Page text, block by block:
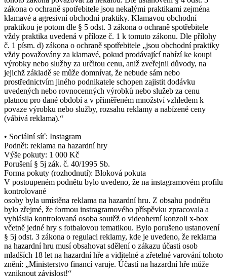
zákona o ochraně spotřebitele jsou nekalými praktikami zejména
klamavé a agresivní obchodní praktiky. Klamavou obchodní
praktikou je potom dle § 5 odst. 3 zákona o ochraně spotřebitele
vždy praktika uvedená v příloze č. 1 k tomuto zákonu. Dle přílohy
č. 1 písm. d) zákona o ochraně spotřebitele „jsou obchodní praktiky
vždy považovány za klamavé, pokud prodávající nabízí ke koupi
výrobky nebo služby za určitou cenu, aniž zveřejnil důvody, na
jejichž základě se může domnívat, že nebude sám nebo
prostřednictvím jiného podnikatele schopen zajistit dodávku
uvedených nebo rovnocenných výrobků nebo služeb za cenu
platnou pro dané období a v přiměřeném množství vzhledem k
povaze výrobku nebo služby, rozsahu reklamy a nabízené ceny
(vábivá reklama).“
• Sociální síť: Instagram
Podnět: reklama na hazardní hry
Výše pokuty: 1 000 Kč
Porušení § 5j zák. č. 40/1995 Sb.
Forma pokuty (rozhodnutí): Bloková pokuta
V postoupeném podnětu bylo uvedeno, že na instagramovém profilu
kontrolované
osoby byla umístěna reklama na hazardní hru. Z obsahu podnětu
bylo zřejmé, že formou instragramového příspěvku zpracovala a
vyhlásila kontrolovaná osoba soutěž o videoherní konzoli x-box
včetně jedné hry s fotbalovou tematikou. Bylo porušeno ustanovení
§ 5j odst. 3 zákona o regulaci reklamy, kde je uvedeno, že reklama
na hazardní hru musí obsahovat sdělení o zákazu účasti osob
mladších 18 let na hazardní hře a viditelné a zřetelné varování tohoto
znění: „Ministerstvo financí varuje. Účastí na hazardní hře může
vzniknout závislost!“